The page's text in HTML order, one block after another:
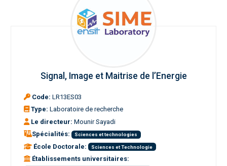
Signal, Image et Maitrise de l’Energie
Code: LR13ES03
Type: Laboratoire de recherche
Le directeur: Mounir Sayadi
Spécialités:
Sciences et technologies
École Doctorale: Sciences et Technologie
Établissements universitaires: